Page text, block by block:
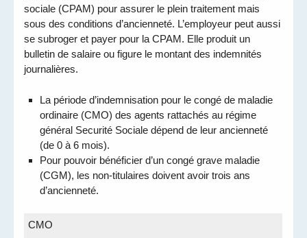
sociale (CPAM) pour assurer le plein traitement mais
sous des conditions d’ancienneté. L’employeur peut aussi
se subroger et payer pour la CPAM. Elle produit un
bulletin de salaire ou figure le montant des indemnités
journalières.
La période d’indemnisation pour le congé de maladie
ordinaire (CMO) des agents rattachés au régime
général Securité Sociale dépend de leur ancienneté
(de 0 à 6 mois).
Pour pouvoir bénéficier d’un congé grave maladie
(CGM), les non-titulaires doivent avoir trois ans
d’ancienneté.
CMO